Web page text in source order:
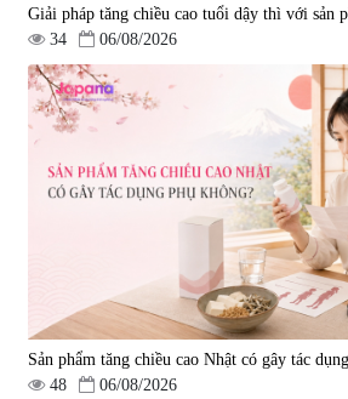
Giải pháp tăng chiều cao tuổi dậy thì với sản
34
06/08/2026
Sản phẩm tăng chiều cao Nhật có gây tác
48
06/08/2026